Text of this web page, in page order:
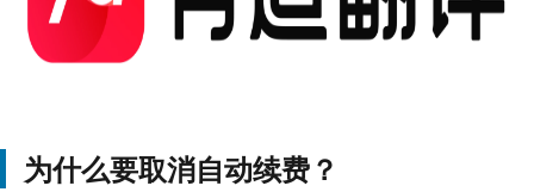
为什么要取消自动续费？